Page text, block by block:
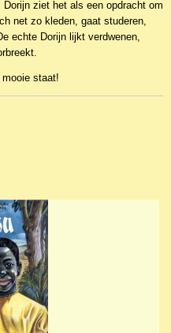
ziet het als een opdracht om
net zo kleden, gaat studeren,
echte Dorijn lijkt verdwenen,
staat!